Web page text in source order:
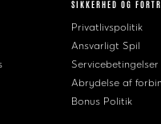
SIKKERHED OG
Privatlivspolitik
Ansvarligt Spil
Servicebetingelser
Abrydelse af
Bonus Politik